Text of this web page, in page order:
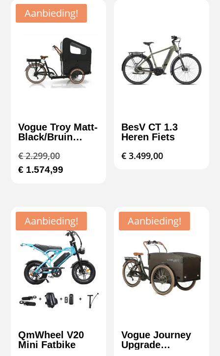
Aanbieding!
Vogue Troy Matt-
Black/Bruin
€2.299,00Oorspronkelijke
prijs
€ 1.574,99
BesV CT 1.3
Heren Fiets
€ 3.499,00
Aanbieding!
QmWheel V20
Mini Fatbike
Aanbieding!
Vogue Journey
Upgrade